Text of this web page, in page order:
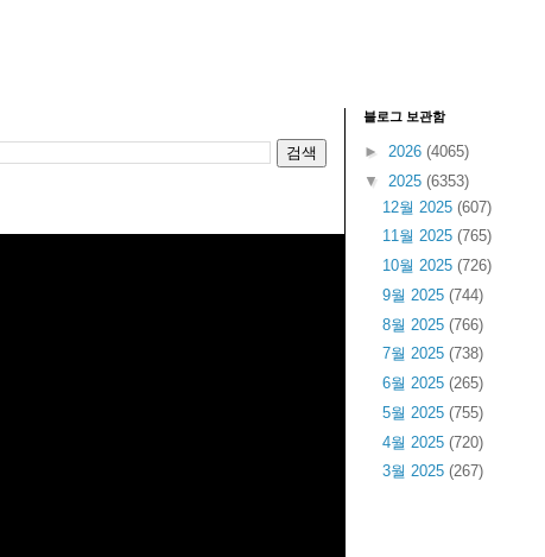
블로그 보관함
► 2026 (4065)
▼ 2025 (6353)
12월 2025 (607)
11월 2025 (765)
10월 2025 (726)
9월 2025 (744)
8월 2025 (766)
7월 2025 (738)
6월 2025 (265)
5월 2025 (755)
4월 2025 (720)
3월 2025 (267)